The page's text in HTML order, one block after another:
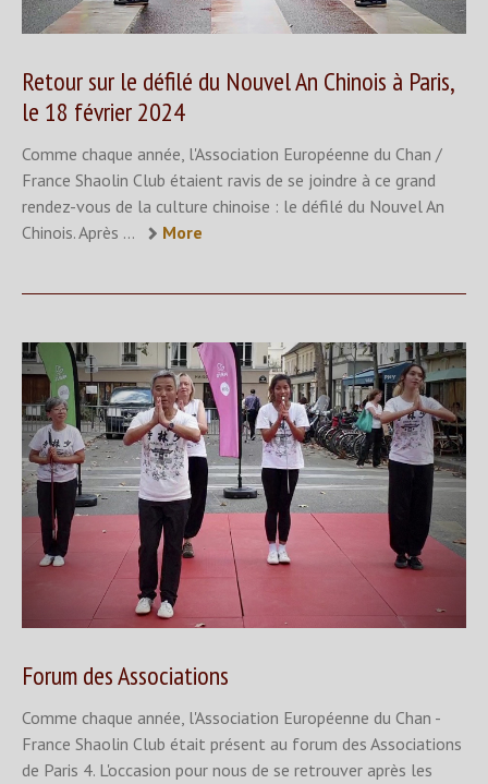
Retour sur le défilé du Nouvel An Chinois à Paris,
le 18 février 2024
Comme chaque année, l'Association Européenne du Chan /
France Shaolin Club étaient ravis de se joindre à ce grand
rendez-vous de la culture chinoise : le défilé du Nouvel An
Chinois. Après ...
More
Forum des Associations
Comme chaque année, l'Association Européenne du Chan -
France Shaolin Club était présent au forum des Associations
de Paris 4. L'occasion pour nous de se retrouver après les